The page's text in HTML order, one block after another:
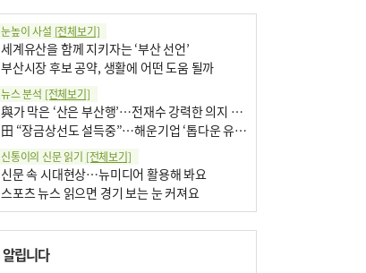
눈높이 사설 [전체보기]
세계유산을 함께 지키자는 ‘부산 선언’
부산시장 후보 공약, 생활에 어떤 도움 될까
뉴스 분석 [전체보기]
與가 막은 ‘산은 부산행’…전재수 강력한 의지 표명 없인 공염불
田 “장금상선도 설득중”…해운기업 ‘톱다운 유치전’ 가속
신통이의 신문 읽기 [전체보기]
신문 속 시대현상…뉴미디어 활용해 봐요
스포츠 뉴스 읽으면 경기 보는 눈 커져요
구·군 승진 축하화분 관행 없애자니 소상공인 울상
알립니다